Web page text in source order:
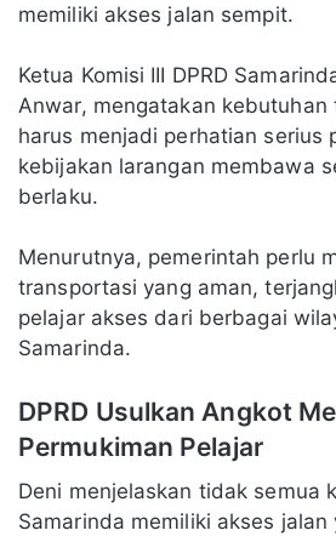
memiliki akses jalan sempit.
Ketua Komisi III DPRD
Anwar, mengatakan
harus menjadi perhatian serius
kebijakan larangan membawa
berlaku.
Menurutnya, pemerintah perlu
transportasi yang aman,
pelajar akses dari berbagai
Samarinda.
DPRD Usulkan Angkot
Permukiman Pelajar
Deni menjelaskan tidak semua
Samarinda memiliki akses jalan